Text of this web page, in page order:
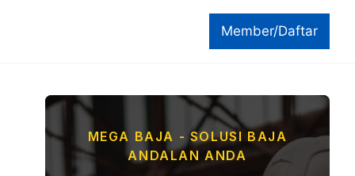
Member/Daftar
MEGA BAJA - SOLUSI BAJA
ANDALAN ANDA